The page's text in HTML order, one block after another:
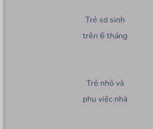
Trẻ sơ sinh
trên 6 tháng
Trẻ nhỏ và
phụ việc nhà